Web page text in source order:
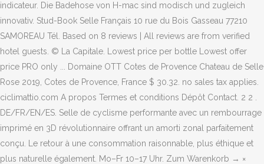
indicateur. Die Badehose von H-mac sind modisch und zugleich
innovativ. Stud-Book Selle Français 10 rue du Bois Gasseau 77210
SAMOREAU Tél. Based on 8 reviews | All reviews are from verified
hotel guests. © La Capitale. Lowest price per bottle Lowest offer
price PRO only ... Domaine OTT Cotes de Provence Chateau de Selle
Rose 2019, Cotes de Provence, France $ 30.32. no sales tax applies.
ciclimattio.com A propos Termes et conditions Dépôt Contact. 2 2 .
DE/FR/EN/ES. Selle de cyclisme performante avec un rembourrage
imprimé en 3D révolutionnaire offrant un amorti zonal parfaitement
conçu. Le retour à une consommation raisonnable, plus éthique et
plus naturelle également. Mo–Fr 10–17 Uhr. Zum Warenkorb → ×